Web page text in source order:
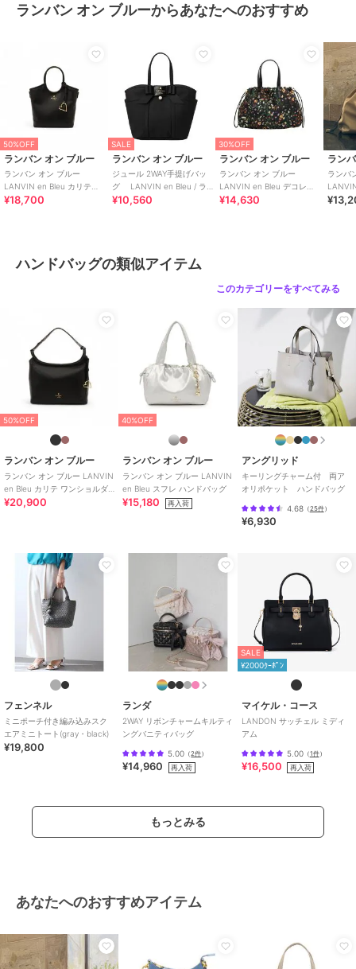
ランバン オン ブルーからあなたへのおすすめ
50%OFF
ランバン オン ブルー
ランバン オン ブルー
LANVIN en Bleu カリテ
2WAYハンドバッグ
¥18,700
SALE
ランバン オン ブルー
ジュール 2WAY手提げバッ
グ LANVIN en Bleu / ラン
バンオンブルー
¥10,560
30%OFF
ランバン オン ブルー
ランバン オン ブルー
LANVIN en Bleu デコレ
2WAYハンドバッグ
¥14,630
ラン
ランバ
2way
ハンドバッグの類似アイテム
このカテゴリーをすべてみる
50%OFF
ランバン オン ブルー
ランバン オン ブルー LANVIN
en Bleu カリテ ワンショルダ
ーバッグ
¥20,900
40%OFF
ランバン オン ブルー
ランバン オン ブルー LANVIN
en Bleu スフレ ハンドバッグ
¥15,180 再入荷
アングリッド
キーリングチャーム付 両ア
オリポケット ハンドバッグ
4.68（25件）
¥6,930
フェンネル
ミニポーチ付き編み込みスク
エアミニトート(gray・black)
¥19,800
ランダ
2WAY リボンチャームキルティ
ングバニティバッグ
5.00 （2件）
¥14,960 再入荷
SALE
¥2000ｸｰﾎﾟﾝ
マイケル・コース
LANDON サッチェル ミディ
アム
5.00（1件）
¥16,500 再入荷
もっとみる
あなたへのおすすめアイテム